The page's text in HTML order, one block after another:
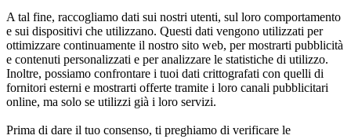
A tal fine, raccogliamo dati sui nostri utenti, sul loro comportamento
e sui dispositivi che utilizzano. Questi dati vengono utilizzati per
ottimizzare continuamente il nostro sito web, per mostrarti pubblicità
e contenuti personalizzati e per analizzare le statistiche di utilizzo.
Inoltre, possiamo confrontare i tuoi dati crittografati con quelli di
fornitori esterni e mostrarti offerte tramite i loro canali pubblicitari
online, ma solo se utilizzi già i loro servizi.
Prima di dare il tuo consenso, ti preghiamo di verificare le